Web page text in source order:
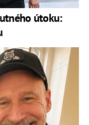
útoku: